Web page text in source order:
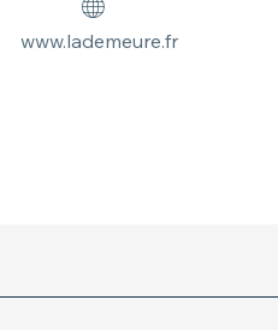
www.lademeure.fr